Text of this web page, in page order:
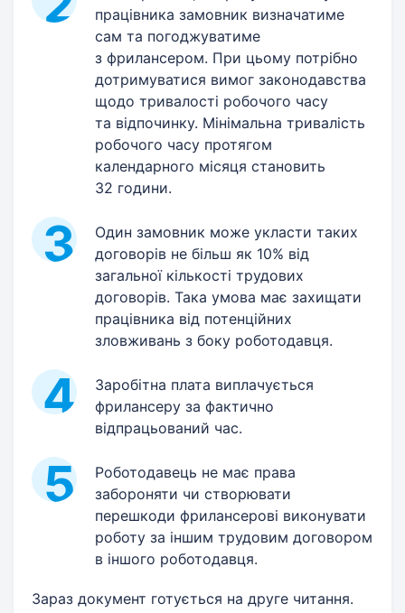
працівника замовник визначатиме
сам та погоджуватиме
з фрилансером. При цьому потрібно
дотримуватися вимог законодавства
щодо тривалості робочого часу
та відпочинку. Мінімальна тривалість
робочого часу протягом
календарного місяця становить
32 години.
Один замовник може укласти таких
договорів не більш як 10% від
загальної кількості трудових
договорів. Така умова має захищати
працівника від потенційних
зловживань з боку роботодавця.
Заробітна плата виплачується
фрилансеру за фактично
відпрацьований час.
Роботодавець не має права
забороняти чи створювати
перешкоди фрилансерові виконувати
роботу за іншим трудовим договором
в іншого ​роботодавця.
Зараз документ готується на друге читання.